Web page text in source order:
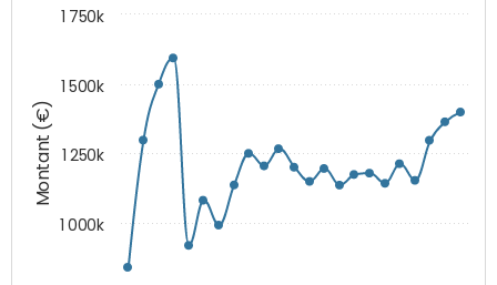
Montant (€)
1 000k
1 250k
1 500k
1 750k